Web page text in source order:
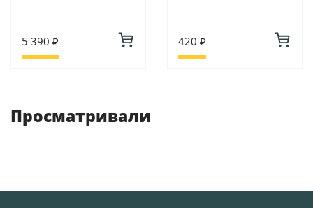
5 390 ₽ 420 ₽
Просматривали